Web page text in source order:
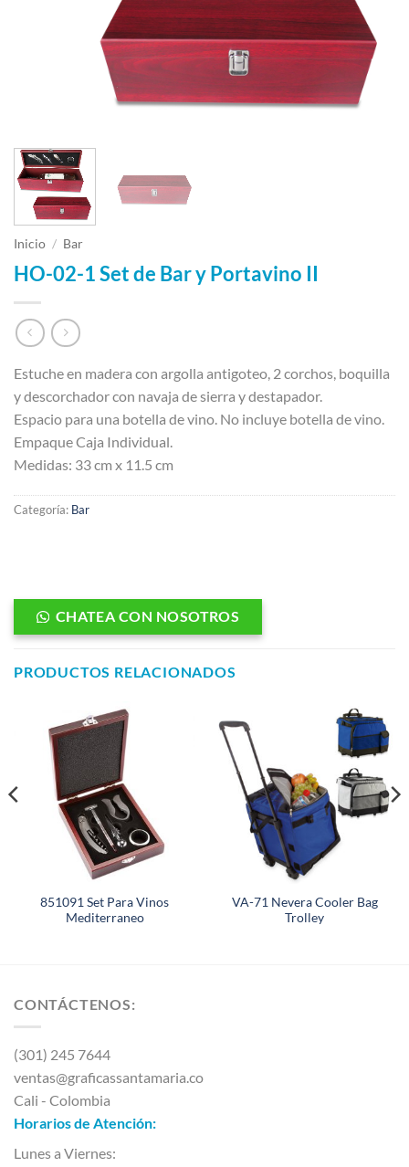
Inicio / Bar
HO-02-1 Set de Bar y Portavino II
Estuche en madera con argolla antigoteo, 2 corchos, boquilla
y descorchador con navaja de sierra y destapador.
Espacio para una botella de vino. No incluye botella de vino.
Empaque Caja Individual.
Medidas: 33 cm x 11.5 cm
Categoría: Bar
CHATEA CON NOSOTROS
PRODUCTOS RELACIONADOS
851091 Set Para Vinos
Mediterraneo
VA-71 Nevera Cooler Bag
Trolley
CONTÁCTENOS:
(301) 245 7644
ventas@graficassantamaria.co
Cali - Colombia
Horarios de Atención:
Lunes a Viernes: